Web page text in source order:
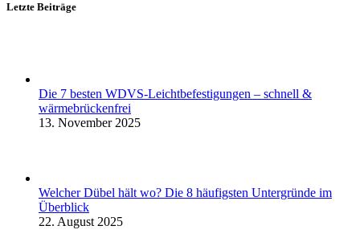
Letzte Beiträge
Die 7 besten WDVS-Leichtbefestigungen – schnell &
wärmebrückenfrei
13. November 2025
Welcher Dübel hält wo? Die 8 häufigsten Untergründe im
Überblick
22. August 2025